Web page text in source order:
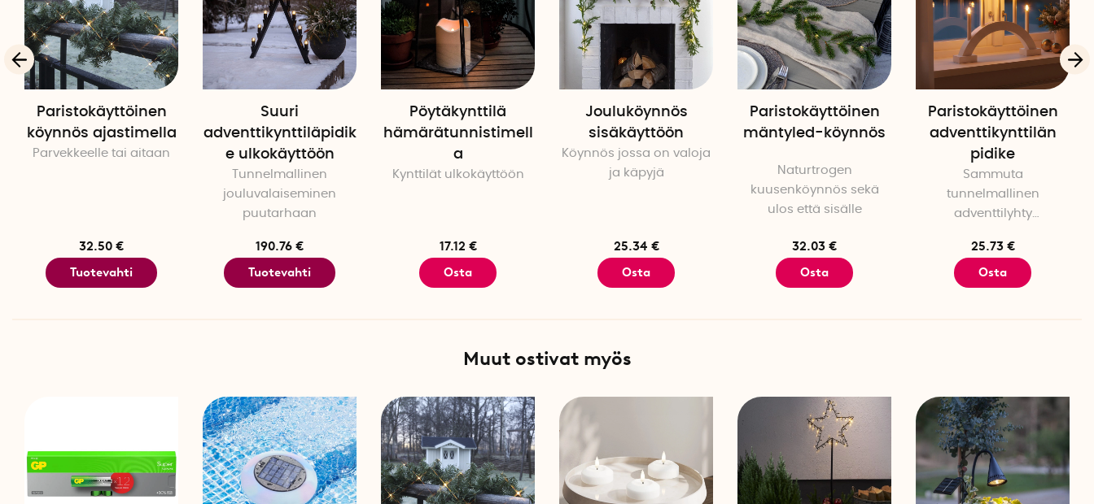
Paristokäyttöinen
köynnös ajastimella
Parvekkeelle tai aitaan
32.50 €
Tuotevahti
Suuri
adventtikynttiläpidik
e ulkokäyttöön
Tunnelmallinen
jouluvalaiseminen
puutarhaan
190.76 €
Tuotevahti
Pöytäkynttilä
hämärätunnistimell
a
Kynttilät ulkokäyttöön
17.12 €
Osta
Jouluköynnös
sisäkäyttöön
Köynnös jossa on valoja
ja käpyjä
25.34 €
Osta
Paristokäyttöinen
mäntyled-köynnös
Naturtrogen
kuusenköynnös sekä
ulos että sisälle
32.03 €
Osta
Paristokäyttöinen
adventtikynttilän
pidike
Sammuta
tunnelmallinen
adventtilyhty
suunnittelulla
25.73 €
Osta
Muut ostivat myös